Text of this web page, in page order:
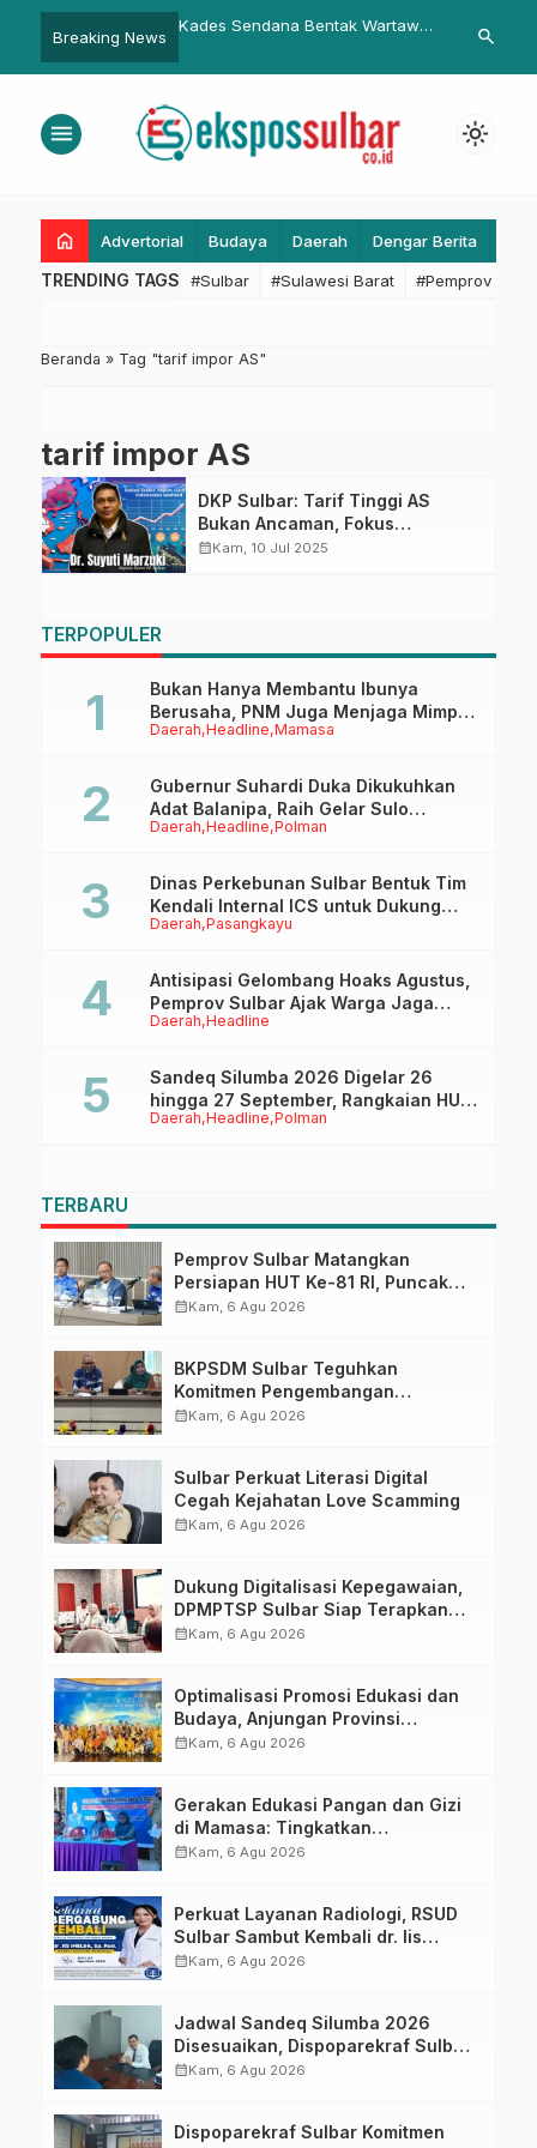
Breaking News
Kades Sendana Bentak Wartawa,
Bupati Mamasa
Omzet
Dibongkar
search
menu light_mode
home Advertorial Budaya Daerah Dengar Berita
TRENDING TAGS #Sulbar #Sulawesi Barat #Pemprov
Beranda » Tag "tarif impor AS"
tarif impor AS
DKP Sulbar: Tarif Tinggi AS
Bukan Ancaman, Fokus
Perikanan Beralih ke Pasar Lokal
calendar_monthKam, 10 Jul 2025
TERPOPULER
Daerah Headline Mamasa
Bukan Hanya Membantu Ibunya
Berusaha, PNM Juga Menjaga Mimpi
Anaknya Untuk Menggapai Cita-Cita
Daerah Headline Polman
Gubernur Suhardi Duka Dikukuhkan
Adat Balanipa, Raih Gelar Sulo
Tappidena
Daerah Pasangkayu
Dinas Perkebunan Sulbar Bentuk Tim
Kendali Internal ICS untuk Dukung
Sertifikasi ISPO Pekebun di
Daerah Headline
Antisipasi Gelombang Hoaks Agustus,
Pemprov Sulbar Ajak Warga Jaga
Ruang Digital
Daerah Headline Polman
Sandeq Silumba 2026 Digelar 26
hingga 27 September, Rangkaian HUT
Sulbar
TERBARU
Pemprov Sulbar Matangkan
Persiapan HUT Ke-81 RI, Puncak
Upacara di Lapangan Ahmad
calendar_monthKam, 6 Agu 2026
BKPSDM Sulbar Teguhkan
Komitmen Pengembangan
Kompetensi ASN melalui
calendar_monthKam, 6 Agu 2026
Sulbar Perkuat Literasi Digital
Cegah Kejahatan Love Scamming
calendar_monthKam, 6 Agu 2026
Dukung Digitalisasi Kepegawaian,
DPMPTSP Sulbar Siap Terapkan
Aplikasi FLEKSI ASN
calendar_monthKam, 6 Agu 2026
Optimalisasi Promosi Edukasi dan
Budaya, Anjungan Provinsi
Sulawesi Barat Perkuat Kolaborasi
calendar_monthKam, 6 Agu 2026
Gerakan Edukasi Pangan dan Gizi
di Mamasa: Tingkatkan
Pengetahuan dan Keterampilan
calendar_monthKam, 6 Agu 2026
Perkuat Layanan Radiologi, RSUD
Sulbar Sambut Kembali dr. Iis
Imelda, Sp.Rad
calendar_monthKam, 6 Agu 2026
Jadwal Sandeq Silumba 2026
Disesuaikan, Dispoparekraf Sulbar
Pastikan Persiapan Tetap
calendar_monthKam, 6 Agu 2026
Dispoparekraf Sulbar Komitmen